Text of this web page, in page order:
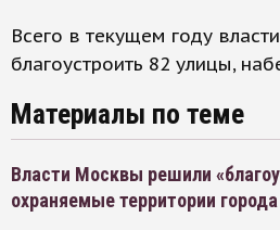
Всего в текущем году
благоустроить 82 улицы,
Материалы по теме
Власти Москвы решили
охраняемые территории города